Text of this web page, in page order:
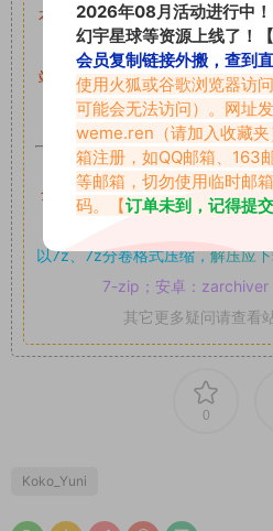
本站资源均来自网络分享，如有侵
留言后，我们会第一时
站内资源为网友个人学习或测试
可,禁止用于任何商业途径！
如果遇到付费才可获取的素材
全站付费素材可提供补档服务“均
以7z、7z分卷格式压缩，解压应
7-zip；安卓：zarchiver
其它更多疑问请查看
0
Koko_Yuni
2026年08月活动进行中！
幻宇星球等资源上线了！【
会员复制链接外搬，查到直
使用火狐或谷歌浏览器访
可能会无法访问）。网址
weme.ren （请加入收藏
箱注册，如QQ邮箱、163
等邮箱，切勿使用临时邮
码。【订单未到，记得提